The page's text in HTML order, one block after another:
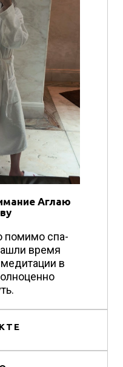
Аглаю
помимо спа-
время
медитации в